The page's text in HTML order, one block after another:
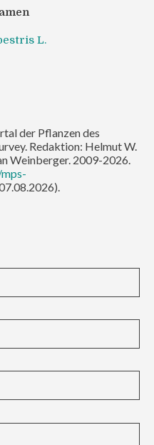
L.
der Pflanzen des
Redaktion: Helmut W.
Weinberger. 2009-2026.